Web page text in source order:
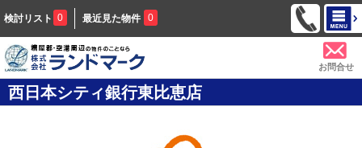
検討リスト 0 最近見た物件 0
お問合せ
西日本シティ銀行東比恵店